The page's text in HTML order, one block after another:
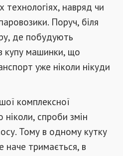
технологіях, навряд чи
Поруч, біля
де побудують
купу машинки, що
уже ніколи нікуди
комплексної
ніколи, спроби змін
Тому в одному кутку
наче тримається, в